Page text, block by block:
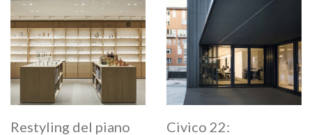
Restyling del piano
Civico 22:
FABBRICANOVE
info@fabbricanove.com
Home
Work